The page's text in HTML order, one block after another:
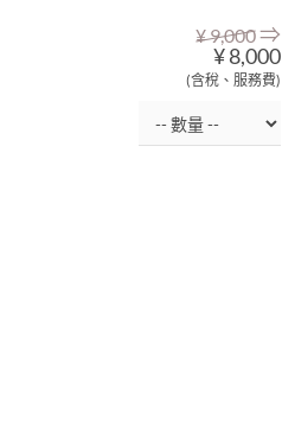
¥ 9,000⇒
¥ 8,000
(含稅、服務費)